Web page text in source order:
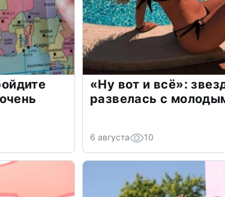
«Ну вот и всё»:
развелась с
6 августа 10